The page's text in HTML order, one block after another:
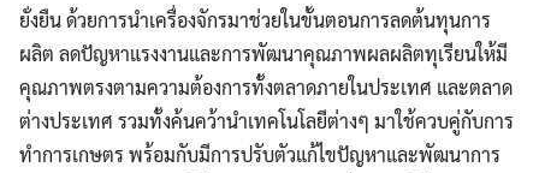
ยั่งยืน ด้วยการนำเครื่องจักรมาช่วยในขั้นตอนการลดต้นทุนการ
ผลิต ลดปัญหาแรงงานและการพัฒนาคุณภาพผลผลิตทุเรียนให้มี
คุณภาพตรงตามความต้องการทั้งตลาดภายในประเทศ และตลาด
ต่างประเทศ รวมทั้งค้นคว้านำเทคโนโลยีต่างๆ มาใช้ควบคู่กับการ
ทำการเกษตร พร้อมกับมีการปรับตัวแก้ไขปัญหาและพัฒนาการ